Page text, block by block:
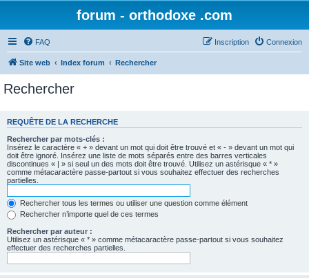
forum - orthodoxe .com
FAQ Connexion
Inscription
Site web Index forum Rechercher
Rechercher
REQUÊTE DE LA RECHERCHE
Rechercher par mots-clés :
Insérez le caractère « + » devant un mot qui doit être trouvé et « - » devant un mot qui
doit être ignoré. Insérez une liste de mots séparés entre des barres verticales
discontinues « | » si seul un des mots doit être trouvé. Utilisez un astérisque « * »
comme métacaractère passe-partout si vous souhaitez effectuer des recherches
partielles.
Rechercher tous les termes ou utiliser une question comme élément
Rechercher n’importe quel de ces termes
Rechercher par auteur :
Utilisez un astérisque « * » comme métacaractère passe-partout si vous souhaitez
effectuer des recherches partielles.